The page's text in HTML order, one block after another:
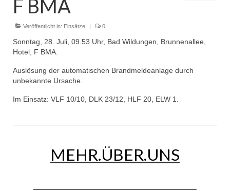
Dienstplan
Einsätze
Einsatzstichworte
Jugendfeuerwehr
25-jähriges Jubiläum Jugendfeuerwehr 2021
F BMA
Veröffentlicht in: Einsätze | 0
Sonntag, 28. Juli, 09.53 Uhr, Bad Wildungen, Brunnenallee,
Hotel, F BMA.
Auslösung der automatischen Brandmeldeanlage durch
unbekannte Ursache.
Im Einsatz: VLF 10/10, DLK 23/12, HLF 20, ELW 1.
MEHR.ÜBER.UNS